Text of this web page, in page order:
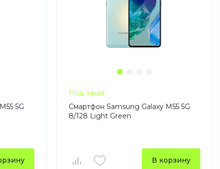
5G
Под заказ
Смартфон Samsung Galaxy M55 5G
8/128 Light Green
В корзину